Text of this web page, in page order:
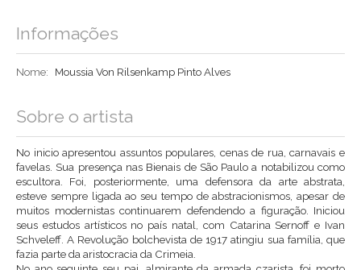
Informações
Nome: Moussia Von Rilsenkamp Pinto Alves
Sobre o artista
No inicio apresentou assuntos populares, cenas de rua, carnavais e
favelas. Sua presença nas Bienais de São Paulo a notabilizou como
escultora. Foi, posteriormente, uma defensora da arte abstrata,
esteve sempre ligada ao seu tempo de abstracionismos, apesar de
muitos modernistas continuarem defendendo a figuração. Iniciou
seus estudos artísticos no país natal, com Catarina Sernoff e Ivan
Schveleff. A Revolução bolchevista de 1917 atingiu sua família, que
fazia parte da aristocracia da Crimeia.